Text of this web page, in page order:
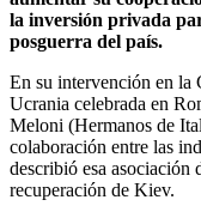
la inversión privada
posguerra del país.
En su intervención en la
Ucrania celebrada en
Meloni (Hermanos de
colaboración entre las
describió esa asociación
recuperación de Kiev.